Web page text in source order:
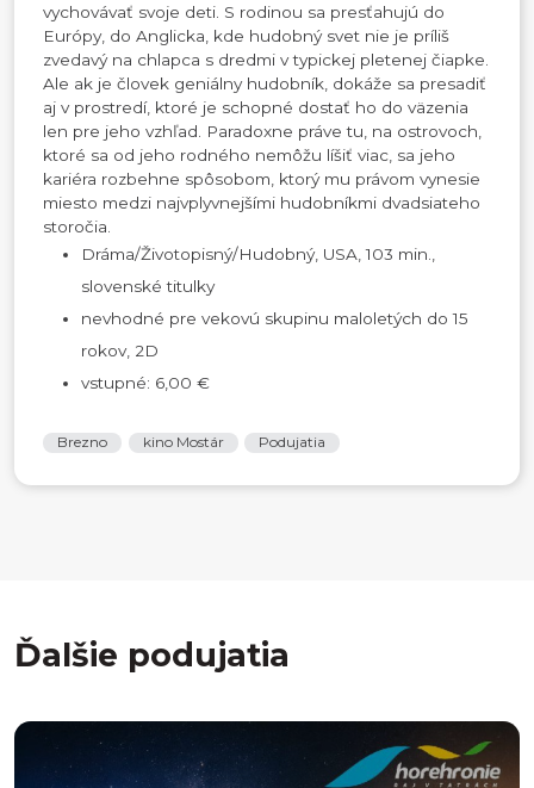
vychovávať svoje deti. S rodinou sa presťahujú do
Európy, do Anglicka, kde hudobný svet nie je príliš
zvedavý na chlapca s dredmi v typickej pletenej čiapke.
Ale ak je človek geniálny hudobník, dokáže sa presadiť
aj v prostredí, ktoré je schopné dostať ho do väzenia
len pre jeho vzhľad. Paradoxne práve tu, na ostrovoch,
ktoré sa od jeho rodného nemôžu líšiť viac, sa jeho
kariéra rozbehne spôsobom, ktorý mu právom vynesie
miesto medzi najvplyvnejšími hudobníkmi dvadsiateho
storočia.
Dráma/Životopisný/Hudobný, USA, 103 min.,
slovenské titulky
nevhodné pre vekovú skupinu maloletých do 15
rokov, 2D
vstupné: 6,00 €
Brezno kino Mostár Podujatia
Ďalšie podujatia